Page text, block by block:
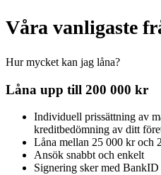
Våra vanligaste
Hur mycket kan jag låna?
Låna upp till 200 000 kr
Individuell prissättning av
kreditbedömning av ditt
Låna mellan 25 000 kr och
Ansök snabbt och enkelt
Signering sker med